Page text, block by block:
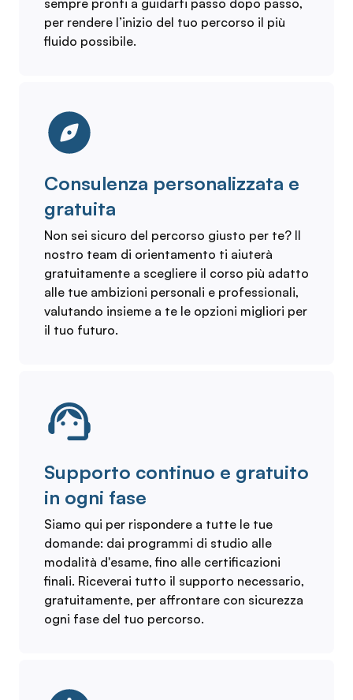
sempre pronti a guidarti passo dopo passo,
per rendere l’inizio del tuo percorso il più
fluido possibile.
Consulenza personalizzata e
gratuita
Non sei sicuro del percorso giusto per te? Il
nostro team di orientamento ti aiuterà
gratuitamente a scegliere il corso più adatto
alle tue ambizioni personali e professionali,
valutando insieme a te le opzioni migliori per
il tuo futuro.
Supporto continuo e gratuito
in ogni fase
Siamo qui per rispondere a tutte le tue
domande: dai programmi di studio alle
modalità d'esame, fino alle certificazioni
finali. Riceverai tutto il supporto necessario,
gratuitamente, per affrontare con sicurezza
ogni fase del tuo percorso.